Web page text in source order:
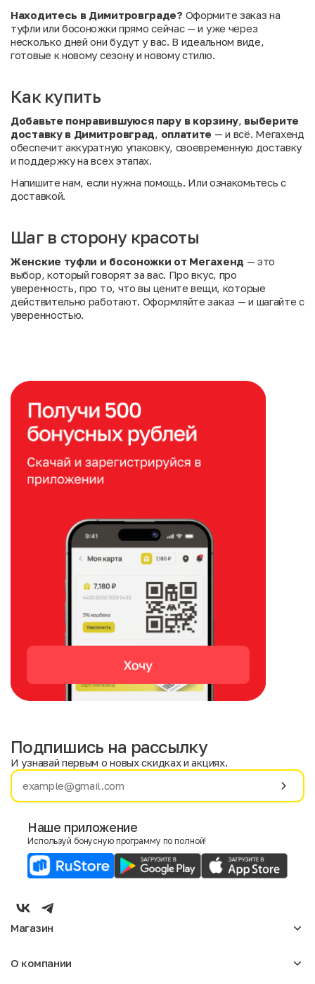
Находитесь в Димитровграде? Оформите заказ на
туфли или босоножки прямо сейчас — и уже через
несколько дней они будут у вас. В идеальном виде,
готовые к новому сезону и новому стилю.
Как купить
Добавьте понравившуюся пару в корзину, выберите
доставку в Димитровград, оплатите — и всё. Мегахенд
обеспечит аккуратную упаковку, своевременную доставку
и поддержку на всех этапах.
Напишите нам, если нужна помощь. Или ознакомьтесь с
доставкой.
Шаг в сторону красоты
Женские туфли и босоножки от Мегахенд — это
выбор, который говорят за вас. Про вкус, про
уверенность, про то, что вы цените вещи, которые
действительно работают. Оформляйте заказ — и шагайте с
уверенностью.
Имя
E-mail
Мужской
Подпишись на рассылку
И узнавай первым о новых скидках и акциях.
Наше приложение
Используй бонусную программу по полной!
Магазин
Мужское
О компании